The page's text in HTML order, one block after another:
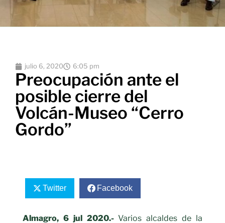
julio 6, 2020 6:05 pm
Preocupación ante el
posible cierre del
Volcán-Museo “Cerro
Gordo”
Twitter Facebook
Almagro, 6 jul 2020.-Varios alcaldes de la